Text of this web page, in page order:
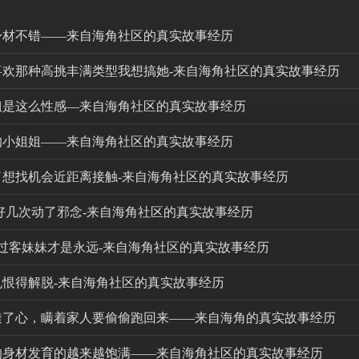
材不错——来自海角社区的真实故事经历
那种高挑丰满类型我想搞她-来自海角社区的真实故事经历
这么性感—来自海角社区的真实故事经历
小姐姐——来自海角社区的真实故事经历
找机会近距离接触-来自海角社区的真实故事经历
次动了邪念-来自海角社区的真实故事经历
客妹妹才是永远-来自海角社区的真实故事经历
得解脱-来自海角社区的真实故事经历
心，瞒着家人要偷偷跑回来——来自海角的真实故事经历
材发育的越来越饱满——来自海角社区的真实故事经历